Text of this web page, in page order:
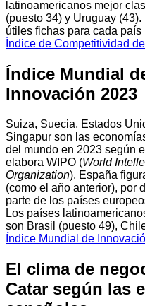
latinoamericanos mejor
(puesto 34) y Uruguay
útiles fichas para cada país
Índice de Competitividad
Índice Mundial
Innovación 2023
Suiza, Suecia, Estados
Singapur son las
del mundo en 2023 según
elabora WIPO (World
Organization). España
(como el año anterior), por
parte de los países
Los países
son Brasil (puesto 49),
Índice Mundial de
El clima de
Catar según las